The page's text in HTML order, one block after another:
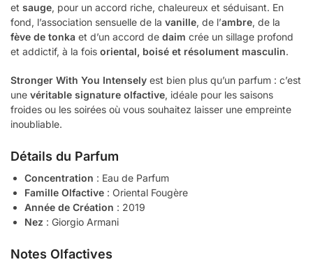
et sauge, pour un accord riche, chaleureux et séduisant. En
fond, l’association sensuelle de la vanille, de l’ambre, de la
fève de tonka et d’un accord de daim crée un sillage profond
et addictif, à la fois oriental, boisé et résolument masculin.
Stronger With You Intensely est bien plus qu’un parfum : c’est
une véritable signature olfactive, idéale pour les saisons
froides ou les soirées où vous souhaitez laisser une empreinte
inoubliable.
Détails du Parfum
Concentration : Eau de Parfum
Famille Olfactive : Oriental Fougère
Année de Création : 2019
Nez : Giorgio Armani
Notes Olfactives